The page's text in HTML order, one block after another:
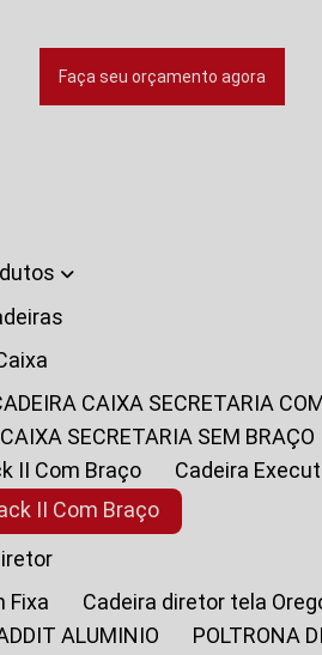
Faça seu orçamento agora
Caixa
CADEIRA CAIXA SECRETARIA
CAIXA SECRETARIA SEM BRAÇO
II Com Braço
Cadeira
II Com Braço
Diretor
Fixa
Cadeira diretor tela
ALUMINIO
POLTRONA